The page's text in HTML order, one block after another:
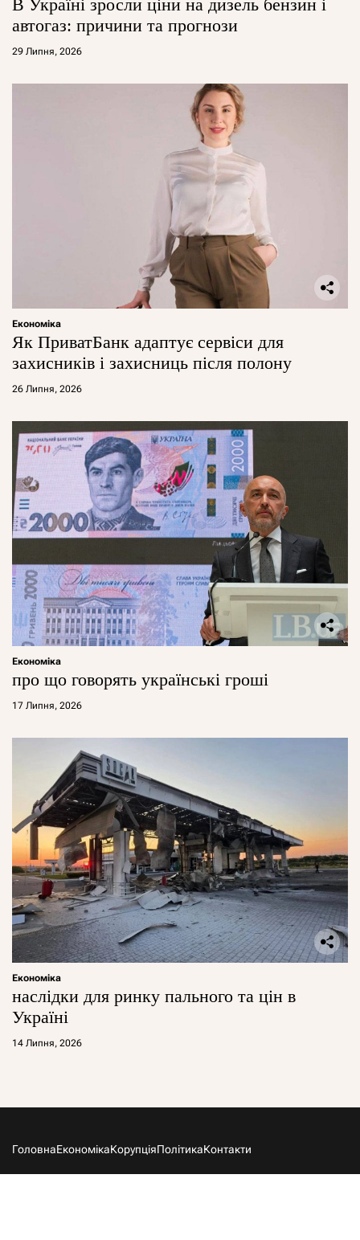
В Україні зросли ціни на дизель бензин і
автогаз: причини та прогнози
29 Липня, 2026
Економіка
Як ПриватБанк адаптує сервіси для
захисників і захисниць після полону
26 Липня, 2026
Економіка
про що говорять українські гроші
17 Липня, 2026
Економіка
наслідки для ринку пального та цін в
Україні
14 Липня, 2026
ГоловнаЕкономікаКорупціяПолітикаКонтакти